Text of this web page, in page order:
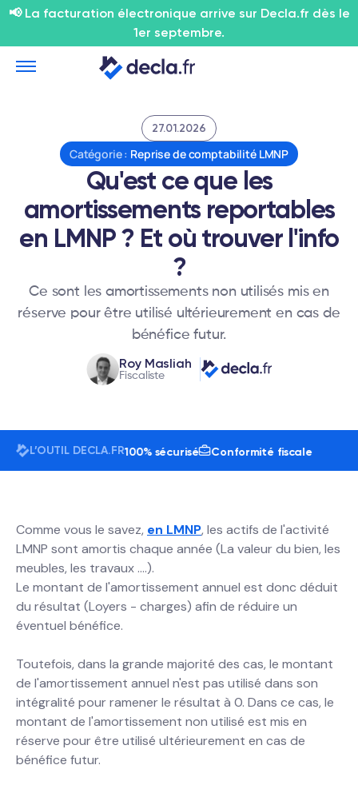
📢 La facturation électronique arrive sur Decla.fr dès le
1er septembre.
Catégorie : Reprise de comptabilité LMNP
27.01.2026
Qu'est ce que les
amortissements reportables
en LMNP ? Et où trouver l'info
?
Ce sont les amortissements non utilisés mis en
réserve pour être utilisé ultérieurement en cas de
bénéfice futur.
Roy Masliah
Fiscaliste
L’OUTIL DECLA.FR
24h/7j 100% sécurisé Conformité fiscale
Comme vous le savez, en LMNP, les actifs de l'activité
LMNP sont amortis chaque année (La valeur du bien, les
meubles, les travaux ….).
Le montant de l'amortissement annuel est donc déduit
du résultat (Loyers - charges) afin de réduire un
éventuel bénéfice.
Toutefois, dans la grande majorité des cas, le montant
de l'amortissement annuel n'est pas utilisé dans son
intégralité pour ramener le résultat à 0. Dans ce cas, le
montant de l'amortissement non utilisé est mis en
réserve pour être utilisé ultérieurement en cas de
bénéfice futur.